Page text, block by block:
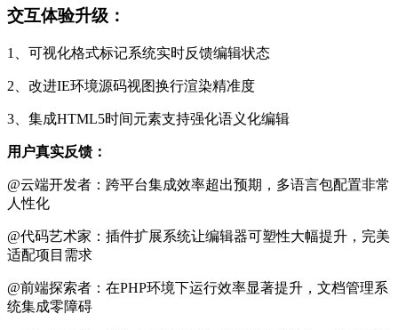
交互体验升级：
1、可视化格式标记系统实时反馈编辑状态
2、改进IE环境源码视图换行渲染精准度
3、集成HTML5时间元素支持强化语义化编辑
用户真实反馈：
@云端开发者：跨平台集成效率超出预期，多语言包配置非常
人性化
@代码艺术家：插件扩展系统让编辑器可塑性大幅提升，完美
适配项目需求
@前端探索者：在PHP环境下运行效率显著提升，文档管理系
统集成零障碍